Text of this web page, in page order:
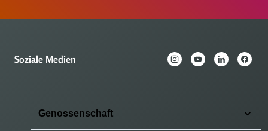
Soziale Medien
Genossenschaft